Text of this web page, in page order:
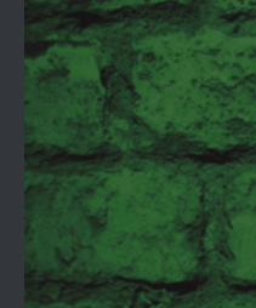
Salta al contenuto